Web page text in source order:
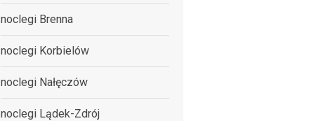
noclegi Brenna
noclegi Korbielów
noclegi Nałęczów
noclegi Lądek-Zdrój